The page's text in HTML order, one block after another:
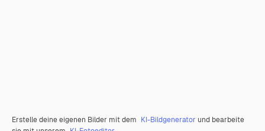
Erstelle deine eigenen Bilder mit dem KI-Bildgenerator und bearbeite